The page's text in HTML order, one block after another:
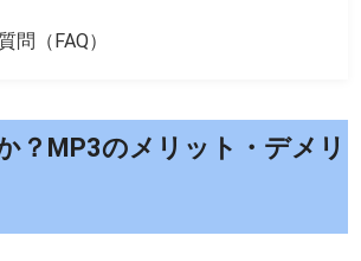
問（FAQ）
？MP3のメリット・デメリ